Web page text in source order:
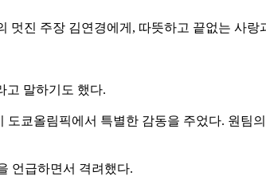
진 주장 김연경에게, 따뜻하고 끝없는 사
고 말하기도 했다.
쿄올림픽에서 특별한 감동을 주었다. 원팀
언급하면서 격려했다.